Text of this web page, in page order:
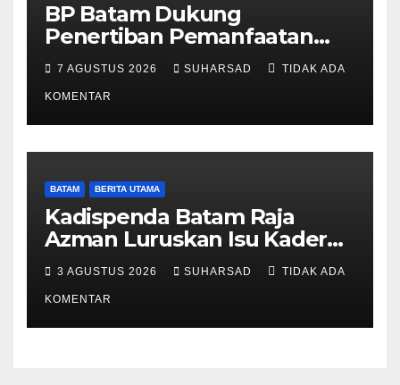
BP Batam Dukung
Penertiban Pemanfaatan
Ruang Laut Sesuai
Ketentuan Peraturan
Perundang-undangan
7 AGUSTUS 2026 SUHARSAD TIDAK ADA
KOMENTAR
BATAM BERITA UTAMA
Kadispenda Batam Raja
Azman Luruskan Isu Kader
Pajak RT/RW: Bukan Petugas
Pajak Permanen, Hanya
Pendataan untuk Digitalisasi
hingga 2030
3 AGUSTUS 2026 SUHARSAD TIDAK ADA
KOMENTAR